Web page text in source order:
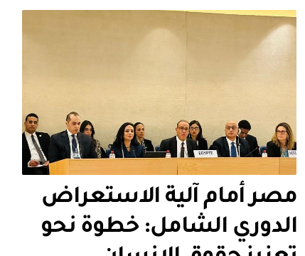
مصر أمام آلية الاستعراض
الدوري الشامل: خطوة نحو